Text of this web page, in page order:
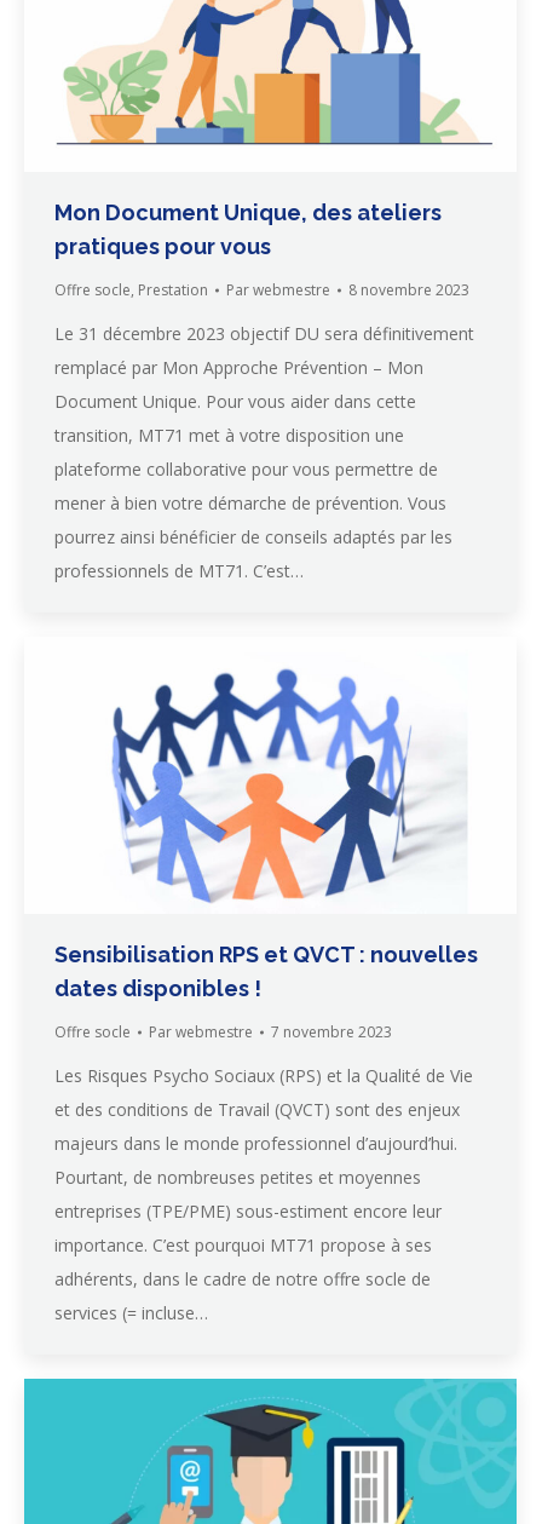
Mon Document Unique, des ateliers
pratiques pour vous
Offre socle, Prestation Parwebmestre 8 novembre 2023
Le 31 décembre 2023 objectif DU sera définitivement
remplacé par Mon Approche Prévention – Mon
Document Unique. Pour vous aider dans cette
transition, MT71 met à votre disposition une
plateforme collaborative pour vous permettre de
mener à bien votre démarche de prévention. Vous
pourrez ainsi bénéficier de conseils adaptés par les
professionnels de MT71. C’est…
Sensibilisation RPS et QVCT : nouvelles
dates disponibles !
Offre socle Parwebmestre 7 novembre 2023
Les Risques Psycho Sociaux (RPS) et la Qualité de Vie
et des conditions de Travail (QVCT) sont des enjeux
majeurs dans le monde professionnel d’aujourd’hui.
Pourtant, de nombreuses petites et moyennes
entreprises (TPE/PME) sous-estiment encore leur
importance. C’est pourquoi MT71 propose à ses
adhérents, dans le cadre de notre offre socle de
services (= incluse…